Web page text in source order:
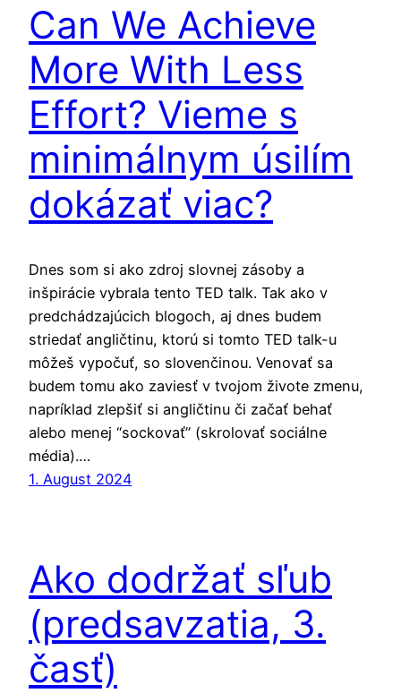
Can We Achieve
More With Less
Effort? Vieme s
minimálnym úsilím
dokázať viac?
Dnes som si ako zdroj slovnej zásoby a
inšpirácie vybrala tento TED talk. Tak ako v
predchádzajúcich blogoch, aj dnes budem
striedať angličtinu, ktorú si tomto TED talk-u
môžeš vypočuť, so slovenčinou. Venovať sa
budem tomu ako zaviesť v tvojom živote zmenu,
napríklad zlepšiť si angličtinu či začať behať
alebo menej “sockovať” (skrolovať sociálne
média).…
1. August 2024
Ako dodržať sľub
(predsavzatia, 3.
časť)